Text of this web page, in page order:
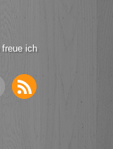
freue ich